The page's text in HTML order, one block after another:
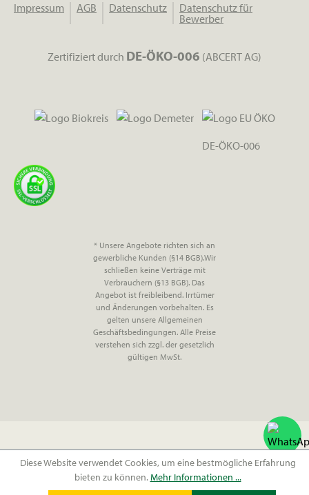
Impressum AGB Datenschutz
Datenschutz für
Bewerber
Zertifiziert durch DE-ÖKO-006 (ABCERT AG)
DE-ÖKO-006
* Unsere Angebote richten sich an
gewerbliche Kunden (§14 BGB).Wir
schließen keine Verträge mit
Verbrauchern (§13 BGB). Das
Angebot ist freibleibend. Irrtümer
und Änderungen vorbehalten. Es
gelten unsere Allgemeinen
Geschäftsbedingungen. Alle Preise
verstehen sich zzgl. der gesetzlich
gültigen MwSt.
Diese Website verwendet Cookies, um eine bestmögliche Erfahrung
bieten zu können.Mehr Informationen ...